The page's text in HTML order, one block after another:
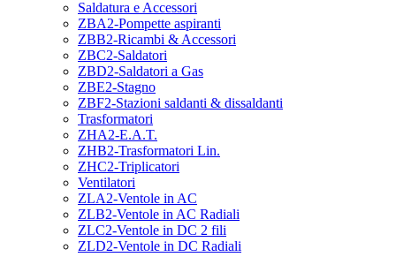
Saldatura e Accessori
ZBA2-Pompette aspiranti
ZBB2-Ricambi & Accessori
ZBC2-Saldatori
ZBD2-Saldatori a Gas
ZBE2-Stagno
ZBF2-Stazioni saldanti & dissaldanti
Trasformatori
ZHA2-E.A.T.
ZHB2-Trasformatori Lin.
ZHC2-Triplicatori
Ventilatori
ZLA2-Ventole in AC
ZLB2-Ventole in AC Radiali
ZLC2-Ventole in DC 2 fili
ZLD2-Ventole in DC Radiali